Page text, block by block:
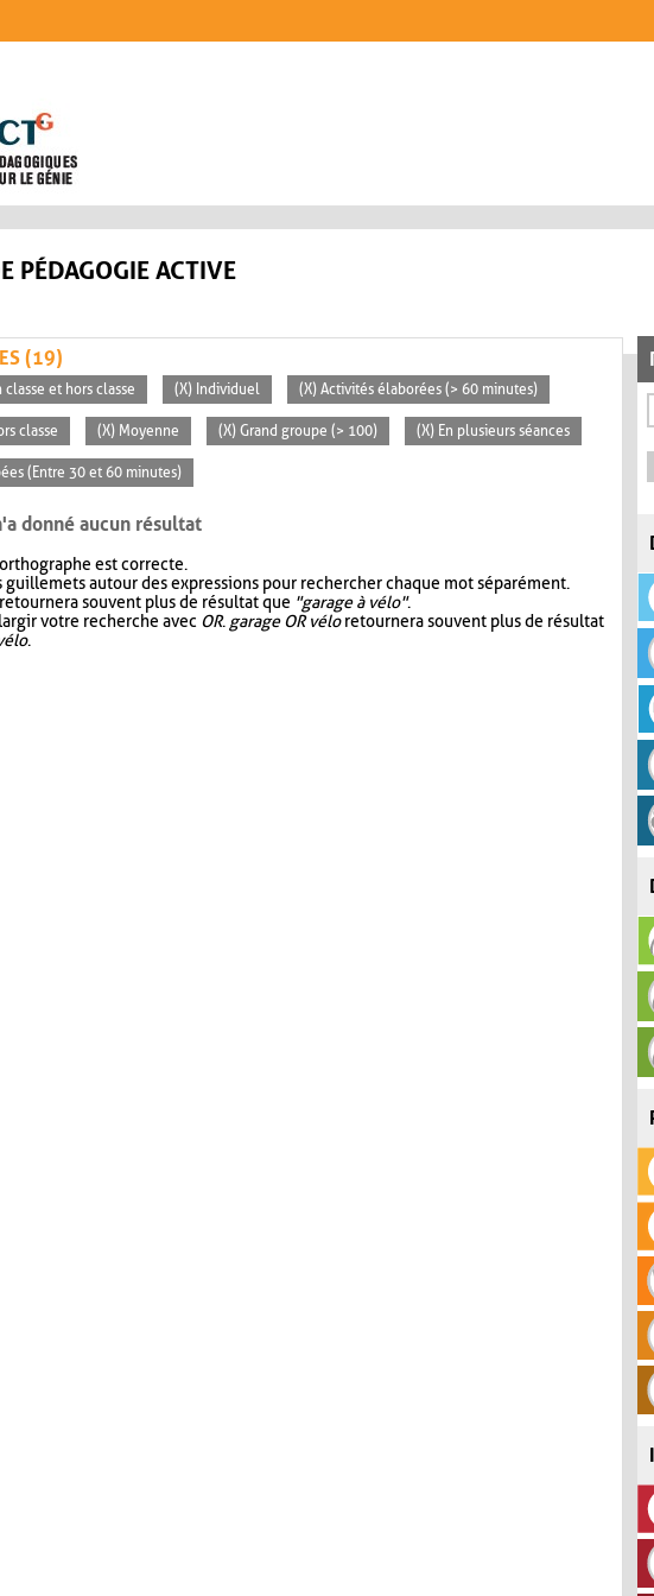
PÉDAGOGIE ACTIVE
(19)
classe et hors classe (X) Individuel (X) Activités élaborées (> 60 minutes)
classe (X) Moyenne (X) Grand groupe (> 100) (X) En plusieurs séances
(Entre 30 et 60 minutes)
donné aucun résultat
est correcte.
guillemets autour des expressions pour rechercher chaque mot séparément.
souvent plus de résultat que "garage à vélo".
votre recherche avec OR. garage OR véloretournera souvent plus de résultat
.